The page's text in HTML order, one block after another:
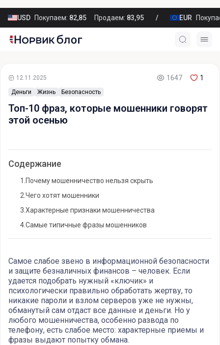
USD Покупаем: 82,85 Продаем: 83,95 EUR
Деньги Жизнь Безопасность
12.11.2025 1647 1
Топ-10 фраз, которые мошенники говорят
этой осенью
Содержание
1. Почему мошенничество нельзя скрыть
2. Чего хотят мошенники
3. Характерные признаки мошенничества
4.Самые типичные фразы мошенников
Самое слабое звено в информационной безопасности
и защите безналичных финансов – человек. Если
удается подобрать нужный «ключик» и
психологически правильно обработать жертву, то
никакие пароли и взлом серверов уже не нужны,
обманутый сам отдаст все данные и деньги. Но у
любого мошенничества, особенно развода по
телефону, есть слабое место: характерные приемы и
фразы выдают попытку обмана.